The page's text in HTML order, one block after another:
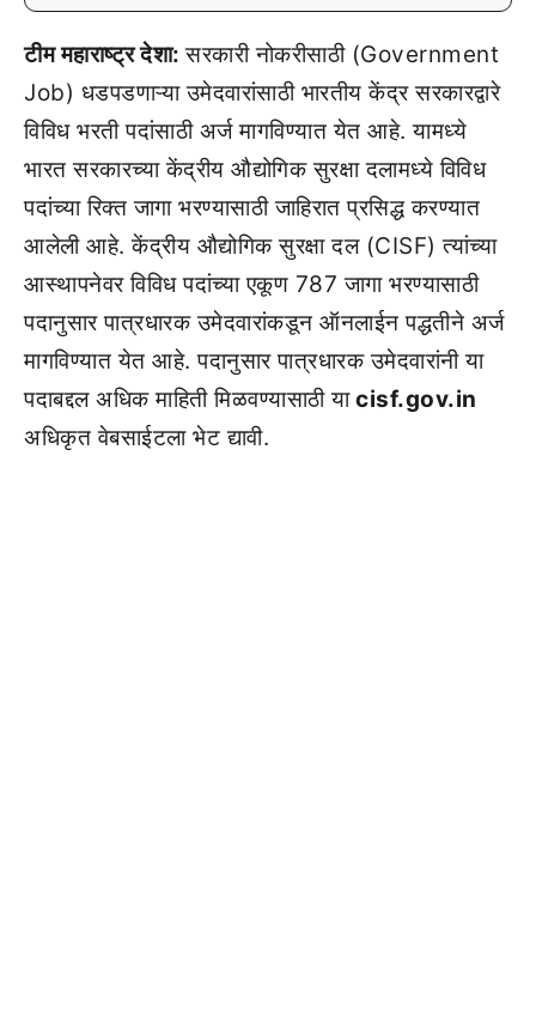
टीम महाराष्ट्र देशा:सरकारी नोकरीसाठी (Government
Job) धडपडणाऱ्या उमेदवारांसाठी भारतीय केंद्र सरकारद्वारे
विविध भरती पदांसाठी अर्ज मागविण्यात येत आहे. यामध्ये
भारत सरकारच्या केंद्रीय औद्योगिक सुरक्षा दलामध्ये विविध
पदांच्या रिक्त जागा भरण्यासाठी जाहिरात प्रसिद्ध करण्यात
आलेली आहे. केंद्रीय औद्योगिक सुरक्षा दल (CISF) त्यांच्या
आस्थापनेवर विविध पदांच्या एकूण 787 जागा भरण्यासाठी
पदानुसार पात्रधारक उमेदवारांकडून ऑनलाईन पद्धतीने अर्ज
मागविण्यात येत आहे. पदानुसार पात्रधारक उमेदवारांनी या
पदाबद्दल अधिक माहिती मिळवण्यासाठी याcisf.gov.in
अधिकृत वेबसाईटला भेट द्यावी.